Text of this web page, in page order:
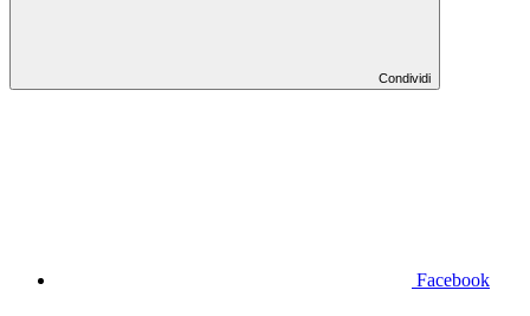
Condividi
Facebook